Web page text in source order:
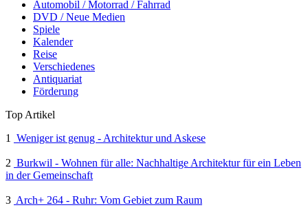
Automobil / Motorrad / Fahrrad
DVD / Neue Medien
Spiele
Kalender
Reise
Verschiedenes
Antiquariat
Förderung
Top Artikel
1
Weniger ist genug - Architektur und Askese
2 Burkwil - Wohnen für alle: Nachhaltige Architektur für ein Leben
in der Gemeinschaft
3 Arch+ 264 - Ruhr: Vom Gebiet zum Raum